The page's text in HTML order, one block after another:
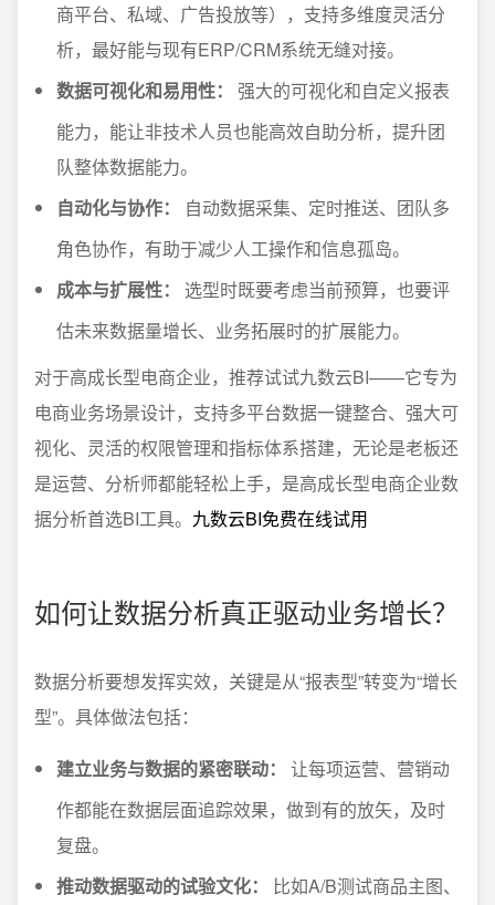
商平台、私域、广告投放等），支持多维度灵活分
析，最好能与现有ERP/CRM系统无缝对接。
数据可视化和易用性：
强大的可视化和自定义报表
能力，能让非技术人员也能高效自助分析，提升团
队整体数据能力。
自动化与协作：
自动数据采集、定时推送、团队多
角色协作，有助于减少人工操作和信息孤岛。
成本与扩展性：
选型时既要考虑当前预算，也要评
估未来数据量增长、业务拓展时的扩展能力。
对于高成长型电商企业，推荐试试九数云BI——它专为
电商业务场景设计，支持多平台数据一键整合、强大可
视化、灵活的权限管理和指标体系搭建，无论是老板还
是运营、分析师都能轻松上手，是高成长型电商企业数
据分析首选BI工具。 九数云BI免费在线试用
如何让数据分析真正驱动业务增长？
数据分析要想发挥实效，关键是从“报表型”转变为“增长
型”。具体做法包括：
建立业务与数据的紧密联动：
让每项运营、营销动
作都能在数据层面追踪效果，做到有的放矢，及时
复盘。
推动数据驱动的试验文化：
比如A/B测试商品主图、